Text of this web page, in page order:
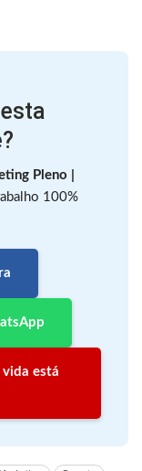
Pleno |
100%
está